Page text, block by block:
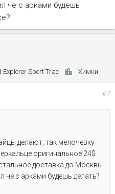
че с арками будешь
Explorer Sport Trac Химки
#7
делают, так мелочевку
оригинальное 24$
доставка до Москвы
че с арками будешь делать?